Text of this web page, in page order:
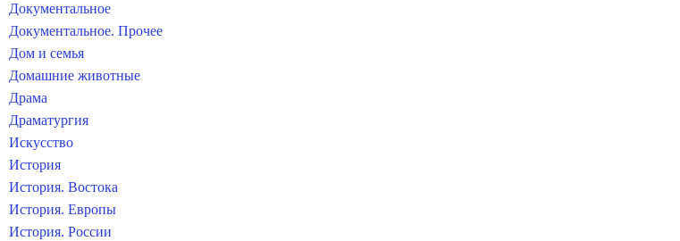
Документальное
Документальное. Прочее
Дом и семья
Домашние животные
Драма
Драматургия
Искусство
История
История. Востока
История. Европы
История. России